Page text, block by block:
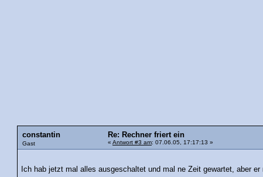
constantin
Gast
Re: Rechner friert ein
« Antwort #3 am: 07.06.05, 17:17:13 »
Ich hab jetzt mal alles ausgeschaltet und mal ne Zeit gewartet, aber